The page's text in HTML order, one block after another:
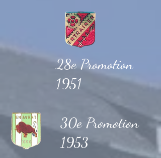
28e Promotion
1951
30e Promotion
1953